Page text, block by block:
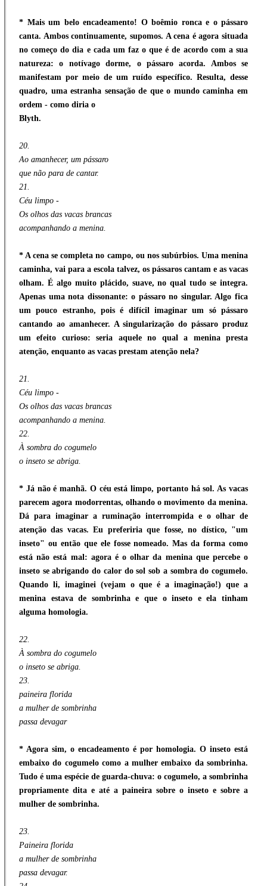
* Mais um belo encadeamento! O boêmio ronca e o pássaro
canta. Ambos continuamente, supomos. A cena é agora situada
no começo do dia e cada um faz o que é de acordo com a sua
natureza: o notívago dorme, o pássaro acorda. Ambos se
manifestam por meio de um ruído específico. Resulta, desse
quadro, uma estranha sensação de que o mundo caminha em
ordem - como diria o
Blyth.
20.
Ao amanhecer, um pássaro
que não para de cantar.
21.
Céu limpo -
Os olhos das vacas brancas
acompanhando a menina.
* A cena se completa no campo, ou nos subúrbios. Uma menina
caminha, vai para a escola talvez, os pássaros cantam e as vacas
olham. É algo muito plácido, suave, no qual tudo se integra.
Apenas uma nota dissonante: o pássaro no singular. Algo fica
um pouco estranho, pois é difícil imaginar um só pássaro
cantando ao amanhecer. A singularização do pássaro produz
um efeito curioso: seria aquele no qual a menina presta
atenção, enquanto as vacas prestam atenção nela?
21.
Céu limpo -
Os olhos das vacas brancas
acompanhando a menina.
22.
À sombra do cogumelo
o inseto se abriga.
* Já não é manhã. O céu está limpo, portanto há sol. As vacas
parecem agora modorrentas, olhando o movimento da menina.
Dá para imaginar a ruminação interrompida e o olhar de
atenção das vacas. Eu preferiria que fosse, no dístico, "um
inseto" ou então que ele fosse nomeado. Mas da forma como
está não está mal: agora é o olhar da menina que percebe o
inseto se abrigando do calor do sol sob a sombra do cogumelo.
Quando li, imaginei (vejam o que é a imaginação!) que a
menina estava de sombrinha e que o inseto e ela tinham
alguma homologia.
22.
À sombra do cogumelo
o inseto se abriga.
23.
paineira florida
a mulher de sombrinha
passa devagar
* Agora sim, o encadeamento é por homologia. O inseto está
embaixo do cogumelo como a mulher embaixo da sombrinha.
Tudo é uma espécie de guarda-chuva: o cogumelo, a sombrinha
propriamente dita e até a paineira sobre o inseto e sobre a
mulher de sombrinha.
23.
Paineira florida
a mulher de sombrinha
passa devagar.